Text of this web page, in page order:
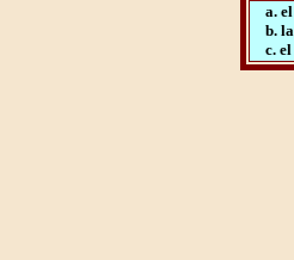
a.
b.
c. el